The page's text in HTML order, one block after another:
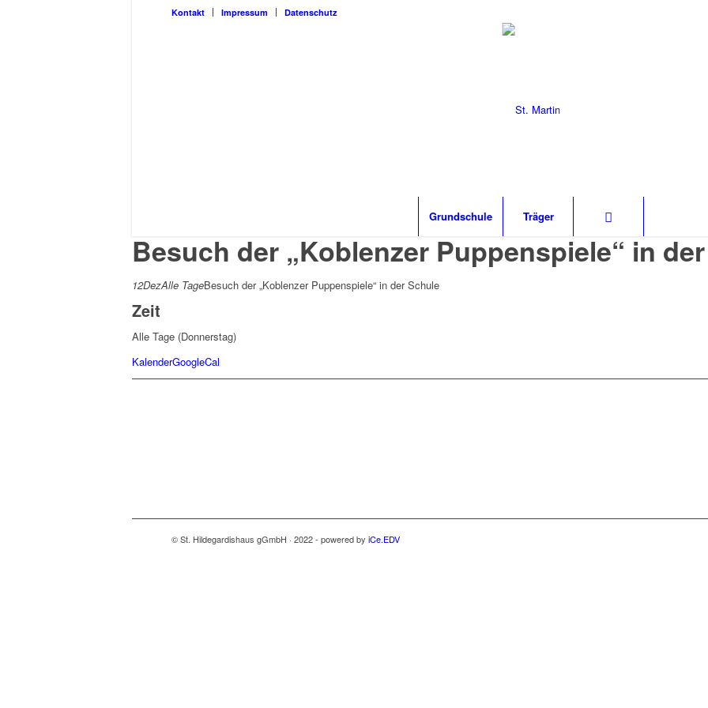
Kon­takt Impres­sum Daten­schutz
Grund­schu­le Trä­ger
Besuch der „Koblenzer Puppenspiele“ in
12DezAlle TageBesuch der „Koblenzer Puppenspiele“ in der Schule
Zeit
Alle Tage (Donnerstag)
KalenderGoogleCal
© St. Hildegardishaus gGmbH · 2022 - powered by iCe.EDV